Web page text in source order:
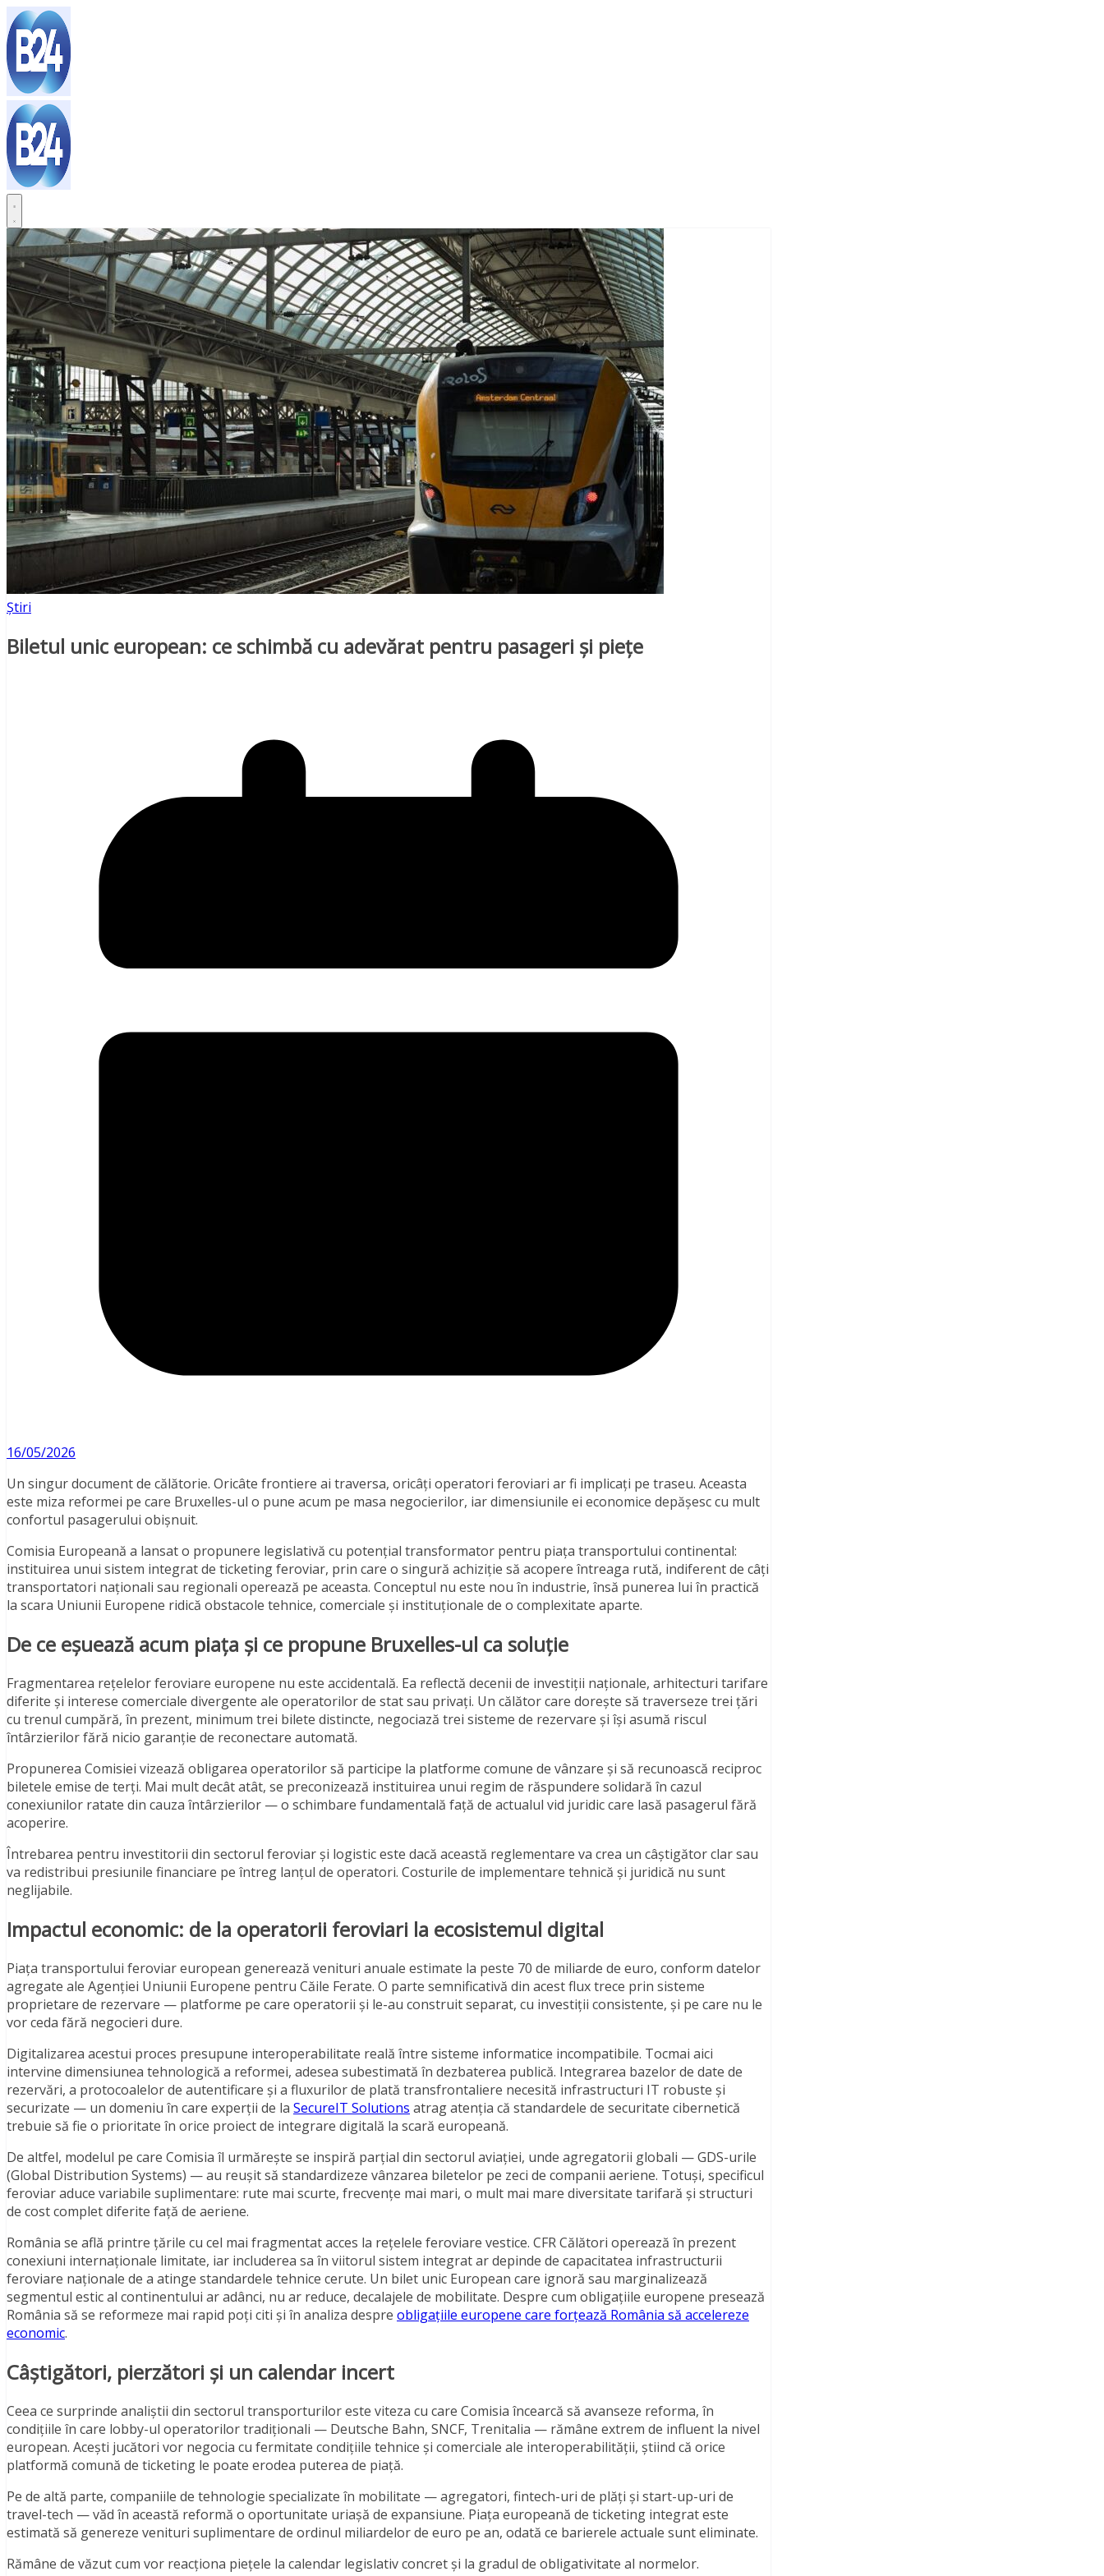
Sari
la
conținut
Știri
Biletul unic european: ce schimbă cu adevărat pentru pasageri și piețe
16/05/2026
Un singur document de călătorie. Oricâte frontiere ai traversa, oricâți operatori feroviari ar fi implicați pe traseu. Aceasta
este miza reformei pe care Bruxelles-ul o pune acum pe masa negocierilor, iar dimensiunile ei economice depășesc cu mult
confortul pasagerului obișnuit.
Comisia Europeană a lansat o propunere legislativă cu potențial transformator pentru piața transportului continental:
instituirea unui sistem integrat de ticketing feroviar, prin care o singură achiziție să acopere întreaga rută, indiferent de câți
transportatori naționali sau regionali operează pe aceasta. Conceptul nu este nou în industrie, însă punerea lui în practică
la scara Uniunii Europene ridică obstacole tehnice, comerciale și instituționale de o complexitate aparte.
De ce eșuează acum piața și ce propune Bruxelles-ul ca soluție
Fragmentarea rețelelor feroviare europene nu este accidentală. Ea reflectă decenii de investiții naționale, arhitecturi tarifare
diferite și interese comerciale divergente ale operatorilor de stat sau privați. Un călător care dorește să traverseze trei țări
cu trenul cumpără, în prezent, minimum trei bilete distincte, negociază trei sisteme de rezervare și își asumă riscul
întârzierilor fără nicio garanție de reconectare automată.
Propunerea Comisiei vizează obligarea operatorilor să participe la platforme comune de vânzare și să recunoască reciproc
biletele emise de terți. Mai mult decât atât, se preconizează instituirea unui regim de răspundere solidară în cazul
conexiunilor ratate din cauza întârzierilor — o schimbare fundamentală față de actualul vid juridic care lasă pasagerul fără
acoperire.
Întrebarea pentru investitorii din sectorul feroviar și logistic este dacă această reglementare va crea un câștigător clar sau
va redistribui presiunile financiare pe întreg lanțul de operatori. Costurile de implementare tehnică și juridică nu sunt
neglijabile.
Impactul economic: de la operatorii feroviari la ecosistemul digital
Piața transportului feroviar european generează venituri anuale estimate la peste 70 de miliarde de euro, conform datelor
agregate ale Agenției Uniunii Europene pentru Căile Ferate. O parte semnificativă din acest flux trece prin sisteme
proprietare de rezervare — platforme pe care operatorii și le-au construit separat, cu investiții consistente, și pe care nu le
vor ceda fără negocieri dure.
Digitalizarea acestui proces presupune interoperabilitate reală între sisteme informatice incompatibile. Tocmai aici
intervine dimensiunea tehnologică a reformei, adesea subestimată în dezbaterea publică. Integrarea bazelor de date de
rezervări, a protocoalelor de autentificare și a fluxurilor de plată transfrontaliere necesită infrastructuri IT robuste și
securizate — un domeniu în care experții de la SecureIT Solutions atrag atenția că standardele de securitate cibernetică
trebuie să fie o prioritate în orice proiect de integrare digitală la scară europeană.
De altfel, modelul pe care Comisia îl urmărește se inspiră parțial din sectorul aviației, unde agregatorii globali — GDS-urile
(Global Distribution Systems) — au reușit să standardizeze vânzarea biletelor pe zeci de companii aeriene. Totuși, specificul
feroviar aduce variabile suplimentare: rute mai scurte, frecvențe mai mari, o mult mai mare diversitate tarifară și structuri
de cost complet diferite față de aeriene.
România se află printre țările cu cel mai fragmentat acces la rețelele feroviare vestice. CFR Călători operează în prezent
conexiuni internaționale limitate, iar includerea sa în viitorul sistem integrat ar depinde de capacitatea infrastructurii
feroviare naționale de a atinge standardele tehnice cerute. Un bilet unic European care ignoră sau marginalizează
segmentul estic al continentului ar adânci, nu ar reduce, decalajele de mobilitate. Despre cum obligațiile europene presează
România să se reformeze mai rapid poți citi și în analiza despre obligațiile europene care forțează România să accelereze
economic.
Câștigători, pierzători și un calendar incert
Ceea ce surprinde analiștii din sectorul transporturilor este viteza cu care Comisia încearcă să avanseze reforma, în
condițiile în care lobby-ul operatorilor tradiționali — Deutsche Bahn, SNCF, Trenitalia — rămâne extrem de influent la nivel
european. Acești jucători vor negocia cu fermitate condițiile tehnice și comerciale ale interoperabilității, știind că orice
platformă comună de ticketing le poate erodea puterea de piață.
Pe de altă parte, companiile de tehnologie specializate în mobilitate — agregatori, fintech-uri de plăți și start-up-uri de
travel-tech — văd în această reformă o oportunitate uriașă de expansiune. Piața europeană de ticketing integrat este
estimată să genereze venituri suplimentare de ordinul miliardelor de euro pe an, odată ce barierele actuale sunt eliminate.
Rămâne de văzut cum vor reacționa piețele la calendar legislativ concret și la gradul de obligativitate al normelor.